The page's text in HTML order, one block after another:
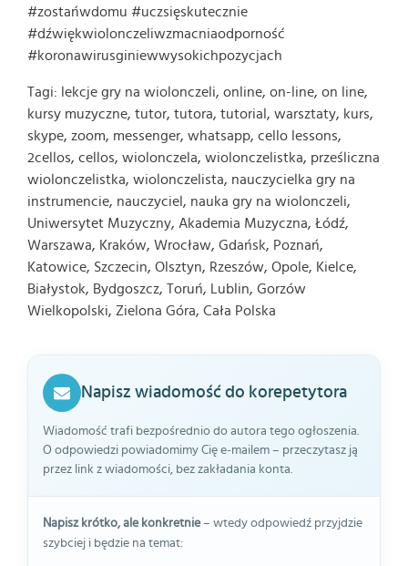
#zostańwdomu #uczsięskutecznie
#dźwiękwiolonczeliwzmacniaodporność
#koronawirusginiewwysokichpozycjach
Tagi: lekcje gry na wiolonczeli, online, on-line, on line,
kursy muzyczne, tutor, tutora, tutorial, warsztaty, kurs,
skype, zoom, messenger, whatsapp, cello lessons,
2cellos, cellos, wiolonczela, wiolonczelistka, prześliczna
wiolonczelistka, wiolonczelista, nauczycielka gry na
instrumencie, nauczyciel, nauka gry na wiolonczeli,
Uniwersytet Muzyczny, Akademia Muzyczna, Łódź,
Warszawa, Kraków, Wrocław, Gdańsk, Poznań,
Katowice, Szczecin, Olsztyn, Rzeszów, Opole, Kielce,
Białystok, Bydgoszcz, Toruń, Lublin, Gorzów
Wielkopolski, Zielona Góra, Cała Polska
Napisz wiadomość do korepetytora
Wiadomość trafi bezpośrednio do autora tego ogłoszenia.
O odpowiedzi powiadomimy Cię e-mailem – przeczytasz ją
przez link z wiadomości, bez zakładania konta.
Napisz krótko, ale konkretnie– wtedy odpowiedź przyjdzie
szybciej i będzie na temat: